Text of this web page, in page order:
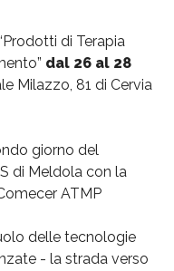
di Terapia
dal 26 al 28
Milazzo, 81 di Cervia
giorno del
di Meldola con la
ATMP
delle tecnologie
- la strada verso